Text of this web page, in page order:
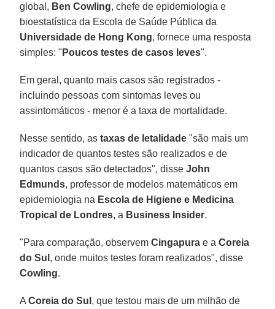
global, Ben Cowling, chefe de epidemiologia e
bioestatística da Escola de Saúde Pública da
Universidade de Hong Kong, fornece uma resposta
simples: " Poucos testes de casos leves".
Em geral, quanto mais casos são registrados -
incluindo pessoas com sintomas leves ou
assintomáticos - menor é a taxa de mortalidade.
Nesse sentido, astaxas de letalidade "são mais um
indicador de quantos testes são realizados e de
quantos casos são detectados", disseJohn
Edmunds, professor de modelos matemáticos em
epidemiologia na Escola de Higiene e Medicina
Tropical de Londres, a Business Insider.
"Para comparação, observemCingapura e aCoreia
do Sul , onde muitos testes foram realizados", disse
Cowling.
ACoreia do Sul , que testou mais de um milhão de